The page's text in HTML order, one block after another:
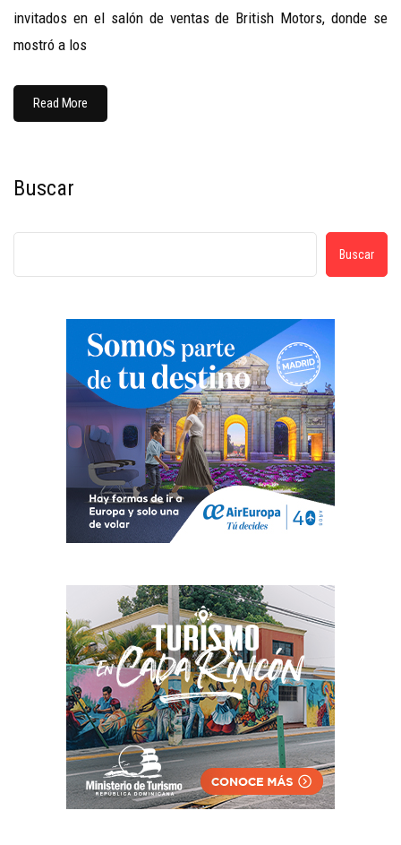
invitados en el salón de ventas de British Motors, donde se
mostró a los
Read More
Buscar
Buscar